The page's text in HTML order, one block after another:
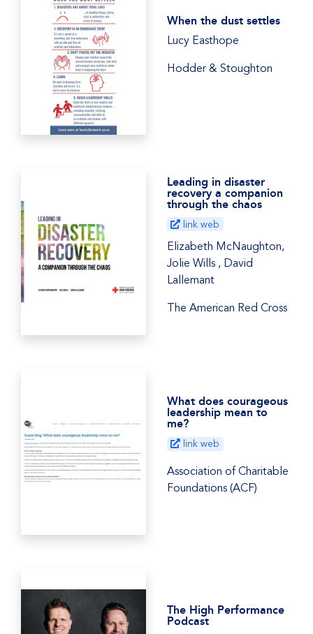
When the dust settles
Lucy Easthope
Hodder & Stoughton
Leading in disaster
recovery a companion
through the chaos
link web
Elizabeth McNaughton,
Jolie Wills , David
Lallemant
The American Red Cross
What does courageous
leadership mean to
me?
link web
Association of Charitable
Foundations (ACF)
The High Performance
Podcast